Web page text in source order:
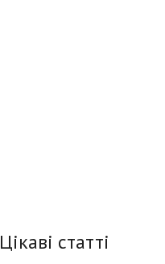
Цікаві статті